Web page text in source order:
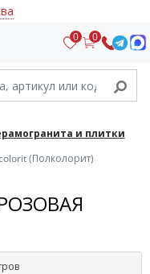
0 0
и плитки
(Полколорит)